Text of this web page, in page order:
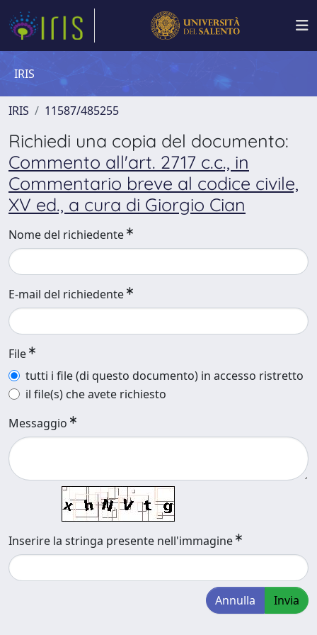
IRIS
IRIS 11587/485255
Richiedi una copia del documento:
Commento all'art. 2717 c.c., in
Commentario breve al codice civile,
XV ed., a cura di Giorgio Cian
Nome del richiedente
E-mail del richiedente
File
tutti i file (di questo documento) in accesso ristretto
il file(s) che avete richiesto
Messaggio
Inserire la stringa presente nell'immagine
Annulla Invia